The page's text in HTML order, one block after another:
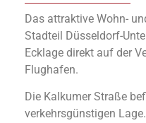
Das attraktive Wohn-
Stadteil Düsseldorf-
Ecklage direkt auf der
Flughafen.
Die Kalkumer Straße
verkehrsgünstigen